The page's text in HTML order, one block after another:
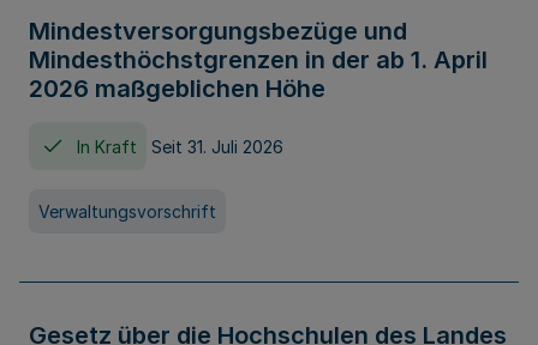
Mindestversorgungsbezüge und
Mindesthöchstgrenzen in der ab 1. April
2026 maßgeblichen Höhe
In Kraft Seit 31. Juli 2026
Verwaltungsvorschrift
Gesetz über die Hochschulen des Landes